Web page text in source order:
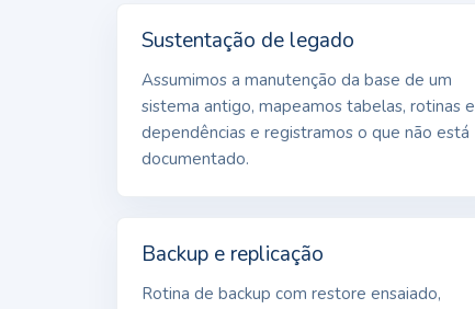
Sustentação de legado
Assumimos a manutenção da base de um
sistema antigo, mapeamos tabelas, rotinas e
dependências e registramos o que não está
documentado.
Backup e replicação
Rotina de backup com restore ensaiado,